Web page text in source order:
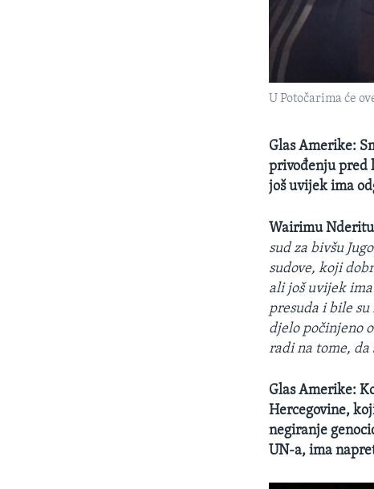
U Potočarima će
Glas Amerike:
privođenju pred
još uvijek ima
Wairimu
sud za bivšu
sudove, koji
ali još uvijek ima
presuda i bile
djelo počinjeno
radi na tome, da
Glas Amerike:
Hercegovine,
negiranje
UN-a, ima